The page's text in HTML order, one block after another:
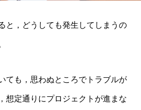
と，どうしても発生してしまうの
ても，思わぬところでトラブルが
想定通りにプロジェクトが進まな